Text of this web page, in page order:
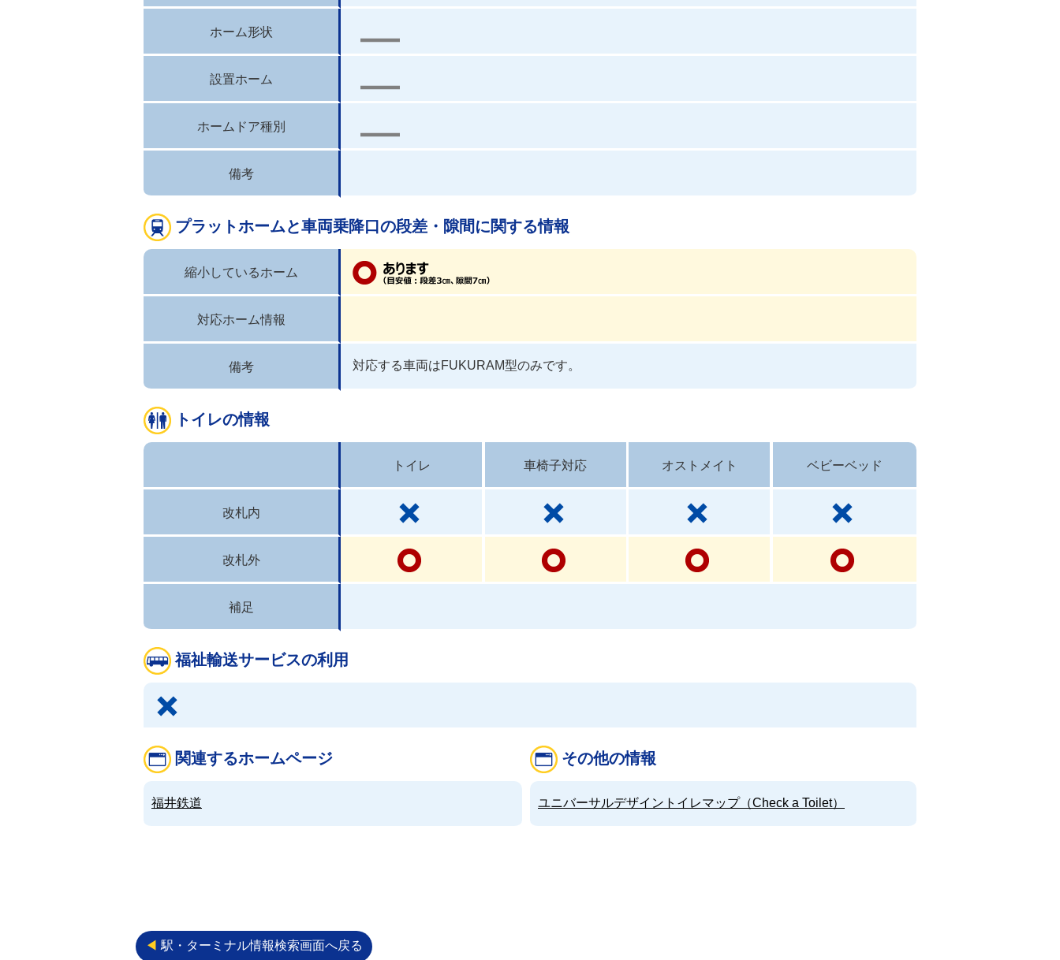
ホーム形状
設置ホーム
ホームドア種別
備考
プラットホームと車両乗降口の段差・隙間に関する情報
縮小しているホーム
対応ホーム情報
備考 対応する車両はFUKURAM型のみです。
トイレの情報
改札内
改札外
トイレ 車椅子対応 オストメイト ベビーベッド
補足
福祉輸送サービスの利用
関連するホームページ
福井鉄道
その他の情報
ユニバーサルデザイントイレマップ（Check a Toilet）
◀︎ 駅・ターミナル情報検索画面へ戻る